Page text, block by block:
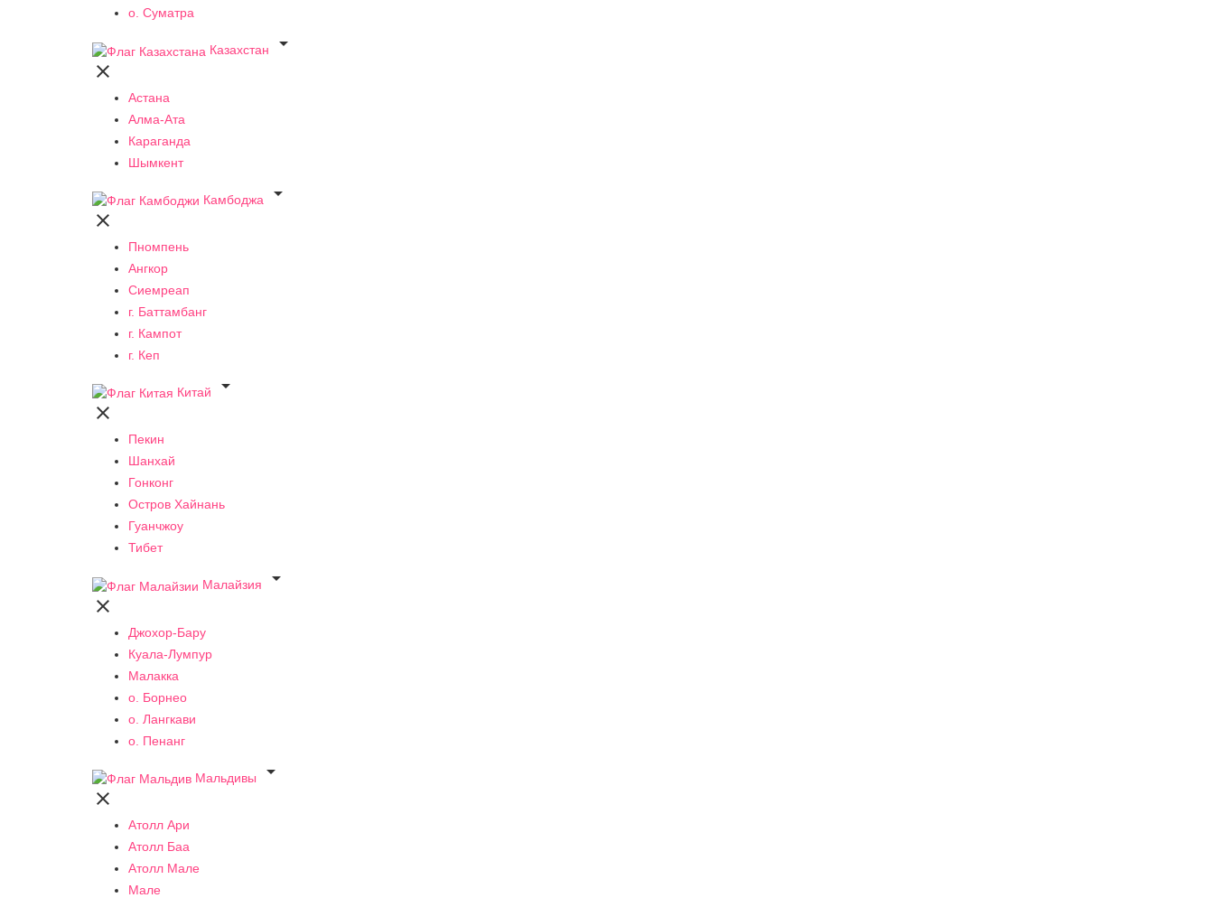
о. Суматра
Казахстан


Астана
Алма-Ата
Караганда
Шымкент
Камбоджа


Пномпень
Ангкор
Сиемреап
г. Баттамбанг
г. Кампот
г. Кеп
Китай


Пекин
Шанхай
Гонконг
Остров Хайнань
Гуанчжоу
Тибет
Малайзия


Джохор-Бару
Куала-Лумпур
Малакка
о. Борнео
о. Лангкави
о. Пенанг
Мальдивы


Атолл Ари
Атолл Баа
Атолл Мале
Мале